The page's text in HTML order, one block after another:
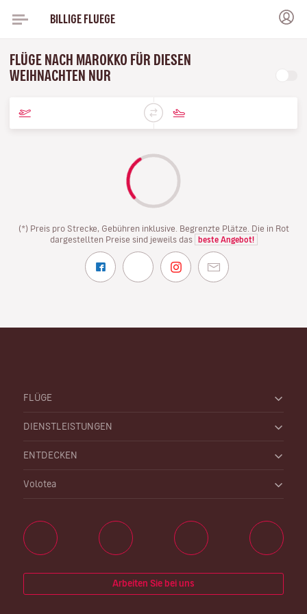
BILLIGE FLUEGE
FLÜGE NACH MAROKKO FÜR DIESEN
WEIHNACHTEN NUR
(*) Preis pro Strecke, Gebühren inklusive. Begrenzte Plätze. Die in Rot
dargestellten Preise sind jeweils das
beste Angebot!
FLÜGE
DIENSTLEISTUNGEN
ENTDECKEN
Volotea
Arbeiten Sie bei uns